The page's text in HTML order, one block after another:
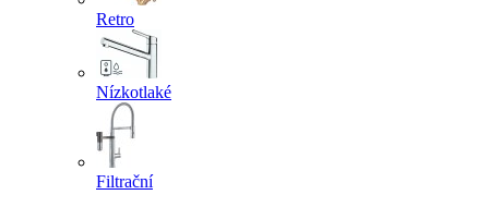
Retro
Nízkotlaké
Filtrační